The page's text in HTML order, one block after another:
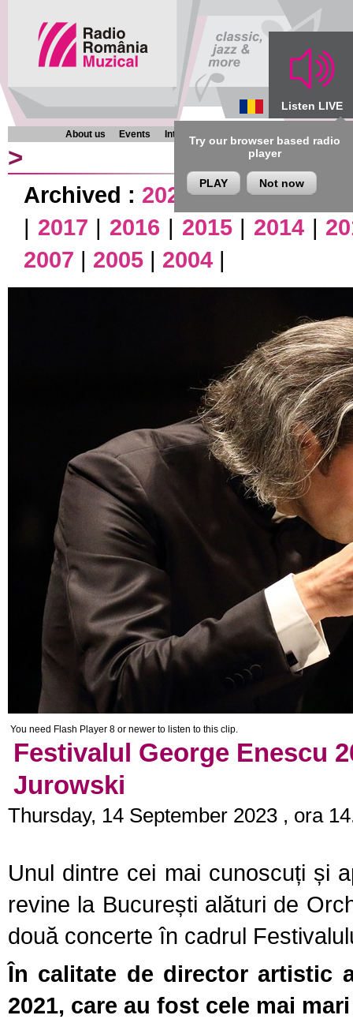
Listen LIVE
Try our browser based radio
player
PLAY Not now
About us Events Interviews Chronicles Programmes
>
Archived : 2026|2025|2024
| 2017 | 2016 | 2015| 2014|
2007 | 2005 | 2004 |
You need Flash Player 8 or newer to listen to this clip.
Festivalul George Enescu
Jurowski
Thursday, 14 September 2023 , ora
Unul dintre cei mai cunoscuți și
revine la București alături de
două concerte în cadrul
În calitate de director artistic
2021, care au fost cele mai